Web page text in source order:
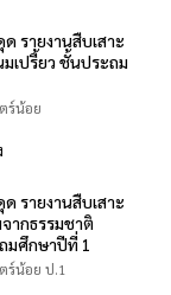
ด รายงานสืบเสาะ
เปรี้ยว ชั้นประถม
ร์น้อย
ด รายงานสืบเสาะ
ากธรรมชาติ
มศึกษาปีที่ 1
ร์น้อย ป.1